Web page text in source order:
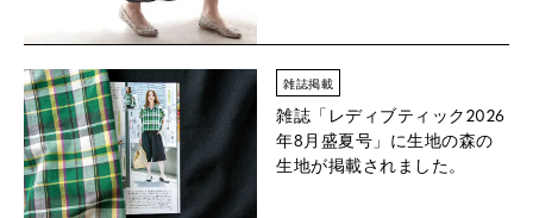
雑誌掲載
雑誌「レディブティック2026
年8月盛夏号」に生地の森の
生地が掲載されました。